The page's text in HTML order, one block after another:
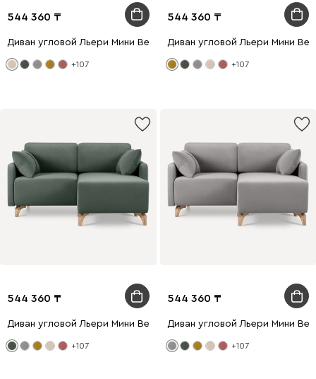
544 360
Диван угловой Льери Мини Велюр Молочный
+107
544 360
Диван угловой Льери Мини
+107
544 360
Диван угловой Льери Мини Велюр Оливковый
+107
544 360
Диван угловой Льери Мини
+107